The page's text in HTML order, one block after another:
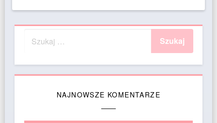
NAJNOWSZE KOMENTARZE